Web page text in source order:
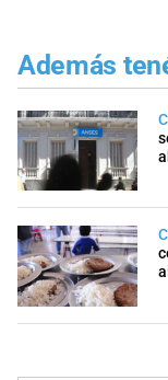
Además